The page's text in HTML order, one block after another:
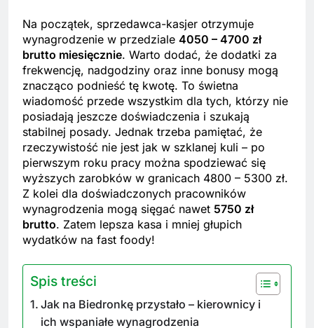
Na początek, sprzedawca-kasjer otrzymuje
wynagrodzenie w przedziale 4050 – 4700 zł
brutto miesięcznie. Warto dodać, że dodatki za
frekwencję, nadgodziny oraz inne bonusy mogą
znacząco podnieść tę kwotę. To świetna
wiadomość przede wszystkim dla tych, którzy nie
posiadają jeszcze doświadczenia i szukają
stabilnej posady. Jednak trzeba pamiętać, że
rzeczywistość nie jest jak w szklanej kuli – po
pierwszym roku pracy można spodziewać się
wyższych zarobków w granicach 4800 – 5300 zł.
Z kolei dla doświadczonych pracowników
wynagrodzenia mogą sięgać nawet 5750 zł
brutto. Zatem lepsza kasa i mniej głupich
wydatków na fast foody!
Spis treści
Jak na Biedronkę przystało – kierownicy i
ich wspaniałe wynagrodzenia